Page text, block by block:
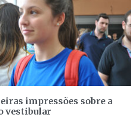
impressões sobre a
vestibular